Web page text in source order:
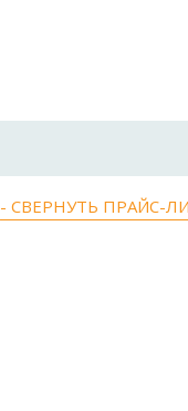
- СВЕРНУТЬ ПРАЙС-